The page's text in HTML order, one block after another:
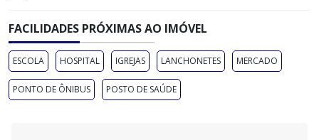
FACILIDADES PRÓXIMAS AO IMÓVEL
ESCOLA HOSPITAL IGREJAS LANCHONETES MERCADO
PONTO DE ÔNIBUS POSTO DE SAÚDE